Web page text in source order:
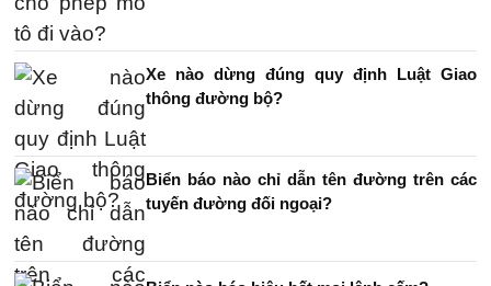
Xe nào dừng đúng quy định Luật Giao
thông đường bộ?
Biển báo nào chỉ dẫn tên đường trên các
tuyến đường đối ngoại?